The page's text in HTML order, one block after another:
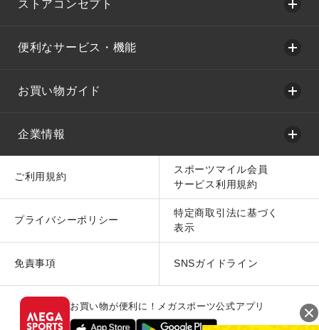
ストアコンセプト
便利なサービス・機能
お買い物ガイド
企業情報
ご利用規約
スポーツマイル会員
サービス利用規約
プライバシーポリシー
特定商取引法に基づく
表示
免責事項 SNSガイドライン
お買い物が便利に！メガスポーツ公式アプリ